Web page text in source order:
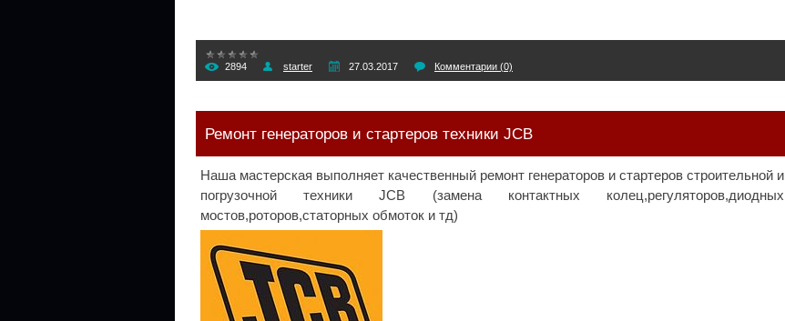
2894 starter 27.03.2017 Комментарии (0)
Ремонт генераторов и стартеров техники JCB
Наша мастерская выполняет качественный ремонт генераторов и стартеров строительной и
погрузочной техники JCB (замена контактных колец,регуляторов,диодных
мостов,роторов,статорных обмоток и тд)